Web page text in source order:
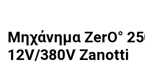
Μηχάνημα ZerΟ°
12V/380V Zanotti